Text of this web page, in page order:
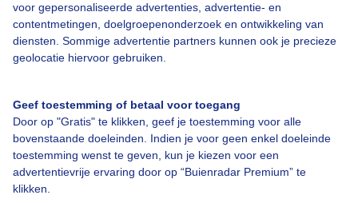
voor gepersonaliseerde advertenties, advertentie- en
contentmetingen, doelgroepenonderzoek en ontwikkeling van
diensten. Sommige advertentie partners kunnen ook je precieze
geolocatie hiervoor gebruiken.
Geef toestemming of betaal voor toegang
Door op "Gratis" te klikken, geef je toestemming voor alle
bovenstaande doeleinden. Indien je voor geen enkel doeleinde
toestemming wenst te geven, kun je kiezen voor een
advertentievrije ervaring door op “Buienradar Premium” te
klikken.
Over Buienradar
Bedrijfsgegevens
Veelgestelde vragen